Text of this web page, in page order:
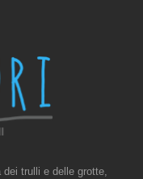
dei trulli e delle grotte,